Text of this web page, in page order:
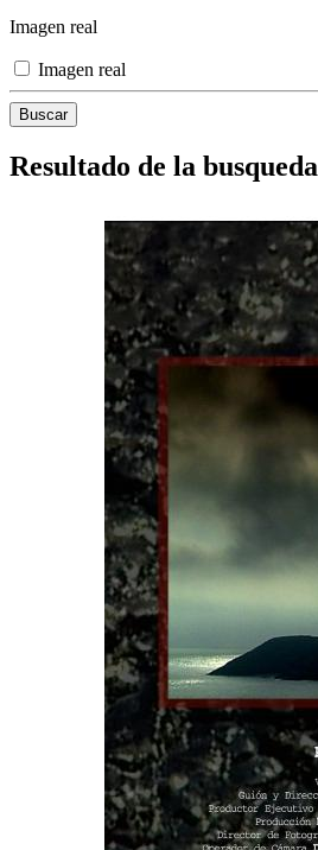
Imagen real
Imagen real
Resultado de la busqueda